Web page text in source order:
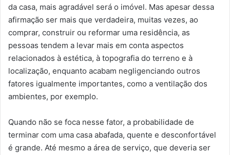
da casa, mais agradável será o imóvel. Mas apesar dessa
afirmação ser mais que verdadeira, muitas vezes, ao
comprar, construir ou reformar uma residência, as
pessoas tendem a levar mais em conta aspectos
relacionados à estética, à topografia do terreno e à
localização, enquanto acabam negligenciando outros
fatores igualmente importantes, como a ventilação dos
ambientes, por exemplo.
Quando não se foca nesse fator, a probabilidade de
terminar com uma casa abafada, quente e desconfortável
é grande. Até mesmo a área de serviço, que deveria ser